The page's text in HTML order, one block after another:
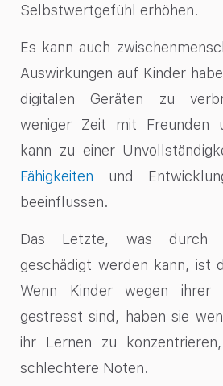
Selbstwertgefühl erhöhen.
Es kann auch
Auswirkungen auf Kinder
digitalen Geräten zu
weniger Zeit mit Freunden
kann zu einer
Fähigkeiten und
beeinflussen.
Das Letzte, was durch
geschädigt werden kann, ist
Wenn Kinder wegen ihrer
gestresst sind, haben sie
ihr Lernen zu
schlechtere Noten.